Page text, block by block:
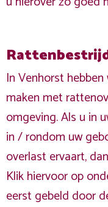
In Venhorst
maken met
omgeving. Als u in
in / rondom uw
overlast ervaart,
Klik hiervoor op
eerst gebeld door